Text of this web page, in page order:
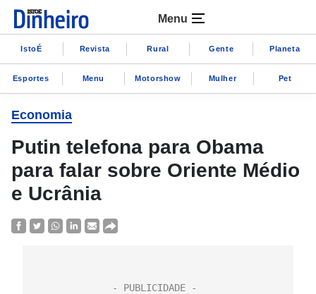
Menu
IstoÉ Revista Rural Gente Planeta
Esportes Menu Motorshow Mulher Pet
Economia
Putin telefona para Obama
para falar sobre Oriente Médio
e Ucrânia